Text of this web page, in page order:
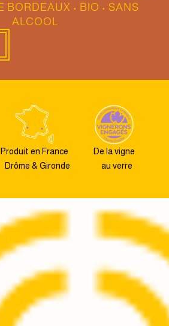
BORDEAUX • BIO • SANS
ALCOOL
Produit en France
Drôme & Gironde
De la vigne
au verre